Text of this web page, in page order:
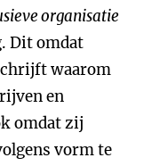
organisatie
Dit omdat
waarom
en
omdat zij
vorm te